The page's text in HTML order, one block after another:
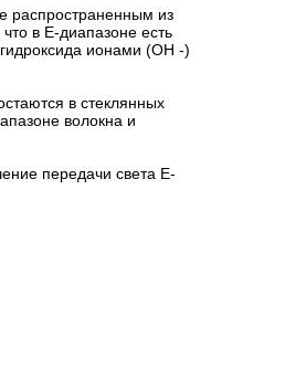
распространенным из
в E-диапазоне есть
ионами (OH -)
в стеклянных
волокна и
передачи света E-